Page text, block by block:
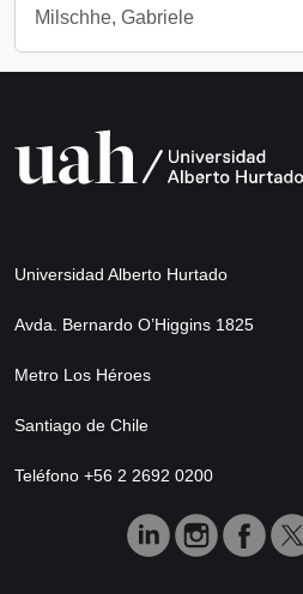
Milschhe, Gabriele
Universidad Alberto Hurtado
Avda. Bernardo O’Higgins 1825
Metro Los Héroes
Santiago de Chile
Teléfono +56 2 2692 0200